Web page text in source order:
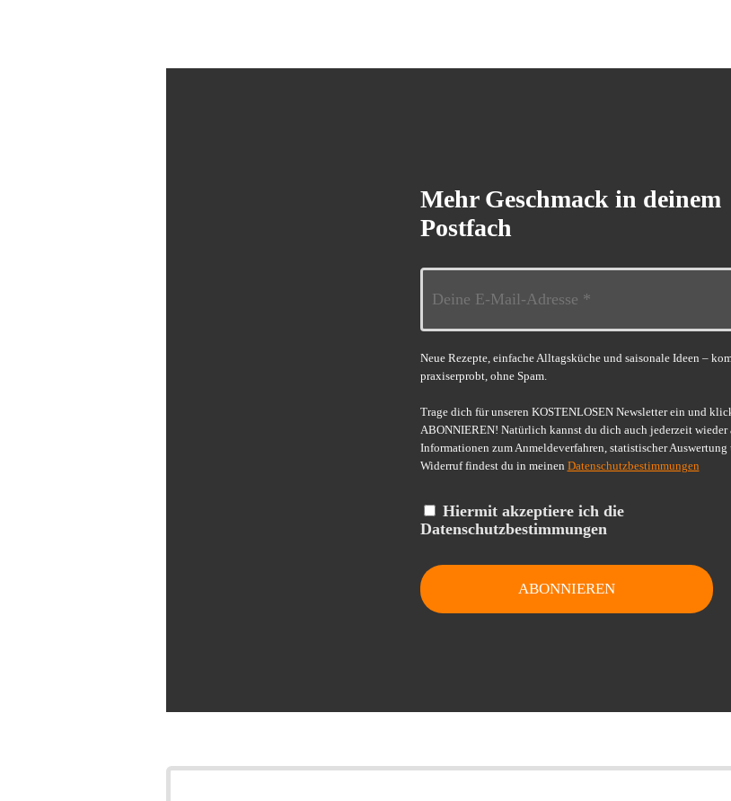
Mehr Geschmack in deinem
Postfach
Neue Rezepte, einfache Alltagsküche und saisonale Ideen –
praxiserprobt, ohne Spam.
Trage dich für unseren KOSTENLOSEN Newsletter ein und
ABONNIEREN! Natürlich kannst du dich auch jederzeit wieder
Informationen zum Anmeldeverfahren, statistischer Auswertung
Widerruf findest du in meinen Datenschutzbestimmungen
Hiermit akzeptiere ich die
Datenschutzbestimmungen